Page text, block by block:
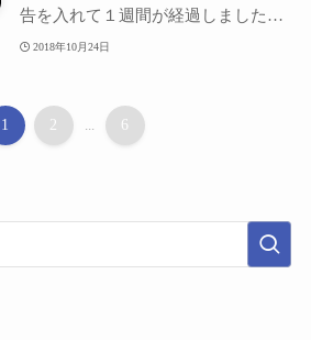
告を入れて１週間が経過しました。
夏の酷暑から...
2018年10月24日
1 2 ... 6